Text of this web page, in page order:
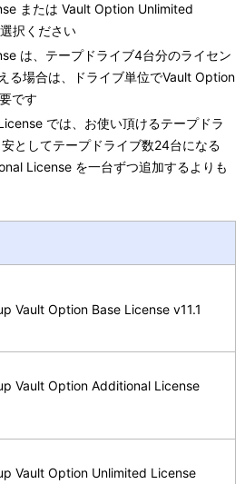
または Vault Option Unlimited
択ください
は、テープドライブ4台分のライセン
る場合は、ドライブ単位でVault Option
です
では、お使い頂けるテープドラ
としてテープドライブ数24台になる
License を一台ずつ追加するよりも
Vault Option Base License v11.1
Vault Option Additional License
Vault Option Unlimited License